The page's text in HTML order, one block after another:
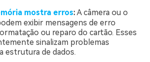
mostra erros:A câmera ou o
exibir mensagens de erro
ou reparo do cartão. Esses
sinalizam problemas
estrutura de dados.